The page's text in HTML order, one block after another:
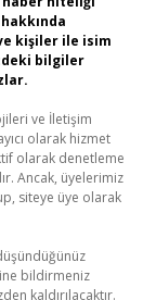
kişiler ile isim
bilgiler
ve İletişim
olarak hizmet
olarak denetleme
Ancak, üyelerimiz
siteye üye olarak
bildirmeniz
kaldırılacaktır.